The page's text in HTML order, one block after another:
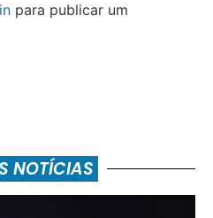
para publicar um
NOTÍCIAS